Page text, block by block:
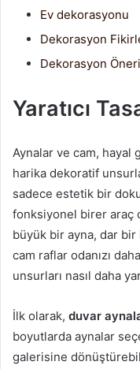
Ev dekorasyonu
Dekorasyon
Dekorasyon
Yaratıcı
Aynalar ve cam, hayal
harika dekoratif
sadece estetik bir
fonksiyonel birer araç
büyük bir ayna, dar
cam raflar odanızı
unsurları nasıl daha
İlk olarak, duvar
boyutlarda aynalar
galerisine